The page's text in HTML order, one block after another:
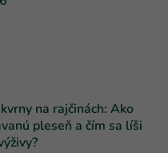
na rajčinách: Ako
pleseň a čím sa líši